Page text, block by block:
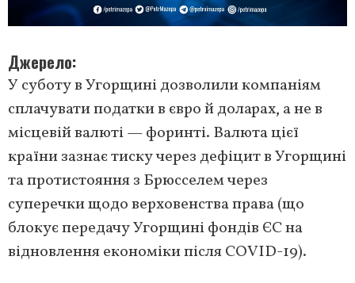
Джерело
У суботу в Угорщині дозволили компаніям
сплачувати податки в євро й доларах, а не в
місцевій валюті — форинті. Валюта цієї
країни зазнає тиску через дефіцит в Угорщині
та протистояння з Брюсселем через
суперечки щодо верховенства права (що
блокує передачу Угорщині фондів ЄС на
відновлення економіки після COVID-19).